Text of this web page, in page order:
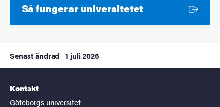
Så fungerar universitetetExtern länk
Senast ändrad 1 juli 2026
Kontakt
Göteborgs universitet